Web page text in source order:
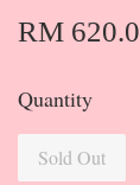
RM
Quantity
Sold Out